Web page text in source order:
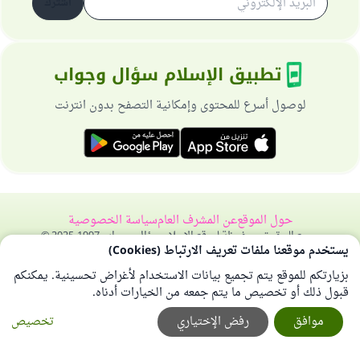
تطبيق الإسلام سؤال وجواب
لوصول أسرع للمحتوى وإمكانية التصفح بدون انترنت
حول الموقععن المشرف العامسياسة الخصوصية
جميع الحقوق محفوظة لموقع الإسلام سؤال وجواب 1997-2025 ©
يستخدم موقعنا ملفات تعريف الارتباط (Cookies)
بزيارتكم للموقع يتم تجميع بيانات الاستخدام لأغراض تحسينية. يمكنكم
قبول ذلك أو تخصيص ما يتم جمعه من الخيارات أدناه.
تخصيص
رفض الإختياري موافق